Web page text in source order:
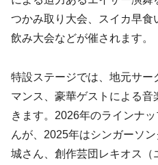
つかみ取り大会、スイカ早
飲み大会などが催されます。
特設ステージでは、地元サ
マンス、豪華ゲストによる
きます。2026年のラインナ
んが、2025年はシンガーソ
城さん、創作芸団レキオス